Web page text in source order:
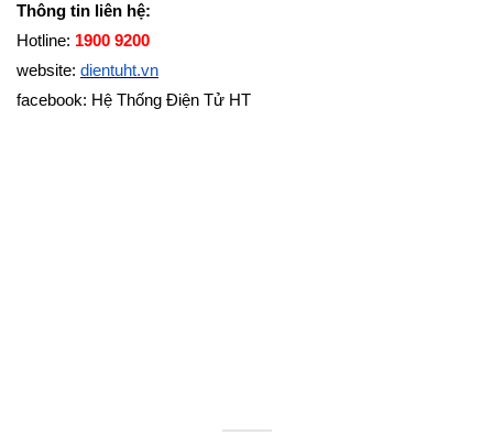
Thông tin liên hệ:
Hotline: 1900 9200
website: dientuht.vn
facebook: Hệ Thống Điện Tử HT